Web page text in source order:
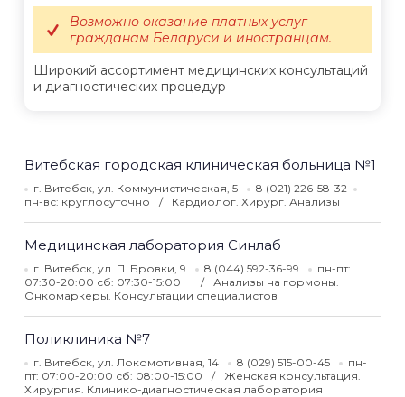
Широкий ассортимент медицинских консультаций
и диагностических процедур
Возможно оказание платных услуг
гражданам Беларуси и иностранцам.
Витебская городская клиническая больница №1
г. Витебск, ул. Коммунистическая, 5
8 (021) 226-58-32
пн-вс: круглосуточно
Кардиолог. Хирург. Анализы
Медицинская лаборатория Синлаб
г. Витебск, ул. П. Бровки, 9 8 (044) 592-36-99
пн-пт:
07:30-20:00 сб: 07:30-15:00
Анализы на гормоны.
Онкомаркеры. Консультации специалистов
Поликлиника №7
г. Витебск, ул. Локомотивная, 14 8 (029) 515-00-45
пн-
пт: 07:00-20:00 сб: 08:00-15:00
Женская консультация.
Хирургия. Клинико-диагностическая лаборатория